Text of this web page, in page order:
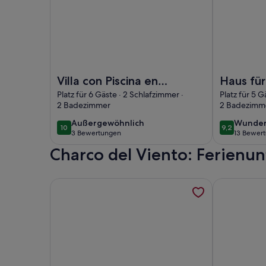
Villa con Piscina en
Primera Linea de
Costa_finca
Ecologica
Platz für 6 Gäste · 2 Schlafzimmer ·
2 Badezimmer
1010 von 10
Außergewöhnlich
außergewöhnlich
3 Bewertungen
(3
bewertungen)
Haus
Dichter
Platz für 5
2
9,29,2 von 10
13
(13
Charco del Viento: